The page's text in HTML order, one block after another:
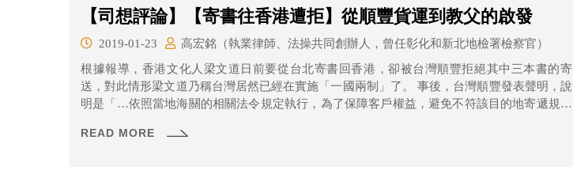
【司想評論】【寄書往香港遭拒】從順豐貨運到教父的啟發
2019-01-23
高宏銘（執業律師、法操共同創辦人，曾任彰化和新北地檢署檢察官）
根據報導，香港文化人梁文道日前要從台北寄書回香港，卻被台灣順豐拒絕其中三本書的寄
送，對此情形梁文道乃稱台灣居然已經在實施「一國兩制」了。 事後，台灣順豐發表聲明，說
明是「…依照當地海關的相關法令規定執行，為了保障客戶權益，避免不符該目的地寄遞規定
READ MORE